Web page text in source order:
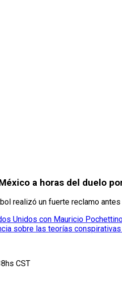
a horas del duelo
realizó un fuerte reclamo
Unidos con Mauricio
sobre las teorías conspirativas
CST